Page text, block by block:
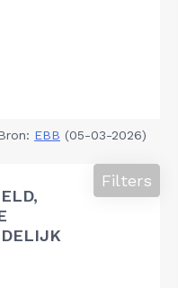
EBB (05-03-2026)
Filters